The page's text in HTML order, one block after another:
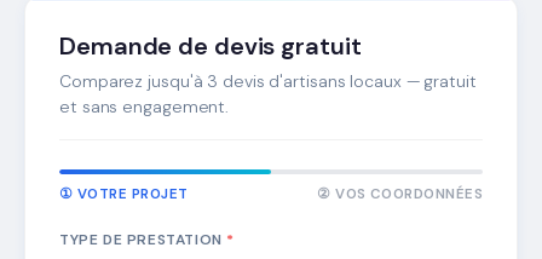
Demande de devis gratuit
Comparez jusqu'à 3 devis d'artisans locaux — gratuit
et sans engagement.
① VOTRE PROJET ② VOS COORDONNÉES
TYPE DE PRESTATION *